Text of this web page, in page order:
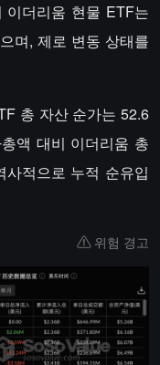
더리움 현물 ETF는
며, 제로 변동 상태를
총 자산 순가는 52.6
액 대비 이더리움 총
적으로 누적 순유입
위험 경고